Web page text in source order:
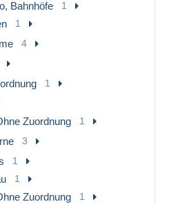
Bahnhöfe 1
1
4
1
Zuordnung 1
3
1
1
Zuordnung 1